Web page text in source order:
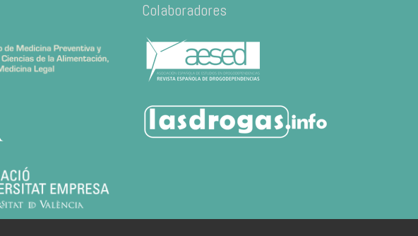
Colaboradores